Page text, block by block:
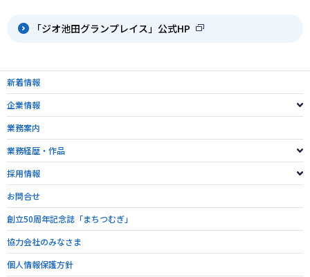
「ジオ池田グランプレイス」公式HP
新着情報
企業情報
業務案内
業務経歴・作品
採用情報
お問合せ
創立50周年記念誌「まちつむぎ」
協力会社のみなさま
個人情報保護方針